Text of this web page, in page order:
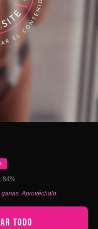
84%
Aprovéchalo.
TODO